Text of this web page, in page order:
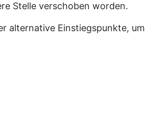
Stelle verschoben worden.
alternative Einstiegspunkte,